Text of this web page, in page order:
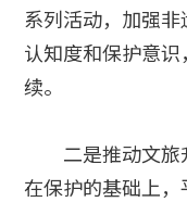
系列活动，加强
认知度和保护意
续。
二是推动文旅
在保护的基础上